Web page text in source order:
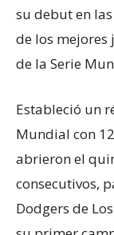
su debut en
de los mejores
de la Serie
Estableció un
Mundial con
abrieron el
consecutivos,
Dodgers de